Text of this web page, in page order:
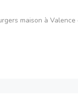
maison à